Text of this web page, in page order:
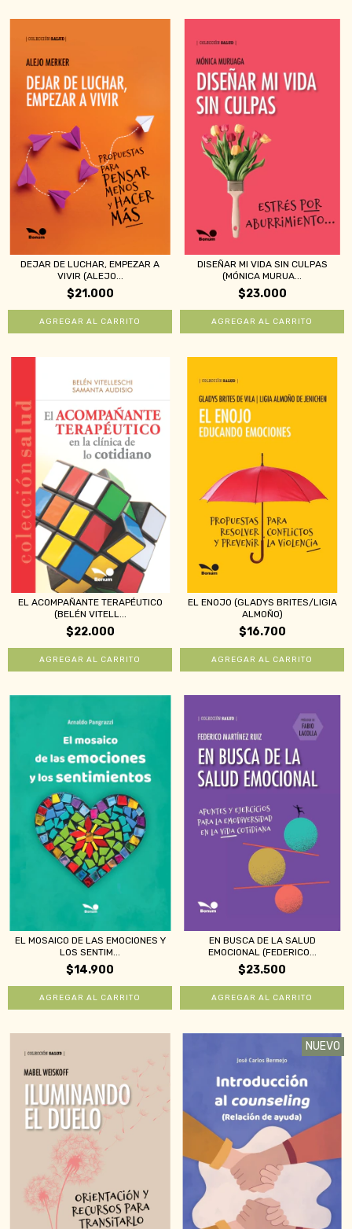
DEJAR DE LUCHAR, EMPEZAR A
VIVIR (ALEJO...
$21.000
DISEÑAR MI VIDA SIN CULPAS
(MÓNICA MURUA...
$23.000
EL ACOMPAÑANTE TERAPÉUTICO
(BELÉN VITELL...
$22.000
EL ENOJO (GLADYS BRITES/LIGIA
ALMOÑO)
$16.700
EL MOSAICO DE LAS EMOCIONES Y
LOS SENTIM...
$14.900
EN BUSCA DE LA SALUD
EMOCIONAL (FEDERICO...
$23.500
NUEVO